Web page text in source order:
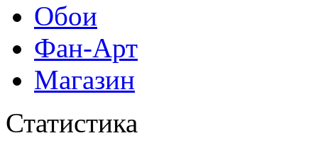
Обои
Фан-Арт
Магазин
Статистика